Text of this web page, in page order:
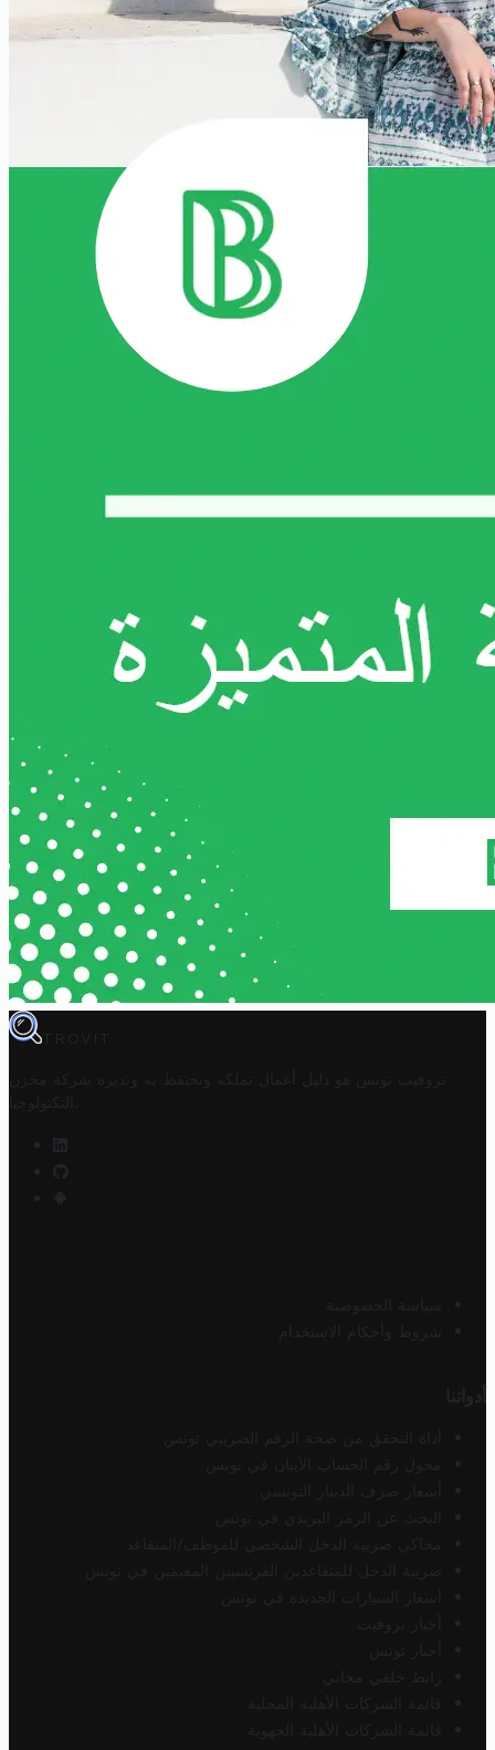
TROVIT
تروفيت تونس هو دليل أعمال تملكه وتحتفظ به وتديره
شركة مخزن
التكنولوجيا
سياسة الخصوصية
شروط وأحكام الاستخدام
أدواتنا
أداة التحقق من صحة الرقم الضريبي تونس
محول رقم الحساب الآيبان في تونس
أسعار صرف الدينار التونسي
البحث عن الرمز البريدي في تونس
محاكي ضريبة الدخل الشخصي للموظف/المتقاعد
ضريبة الدخل للمتقاعدين الفرنسيين المقيمين في تونس
أسعار السيارات الجديدة في تونس
أخبار تروفيت
أخبار تونس
رابط خلفي مجاني
قائمة الشركات الأهلية المحلية
قائمة الشركات الأهلية الجهوية